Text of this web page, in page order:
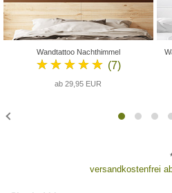
Wandtattoo Nachthimmel
★★★★★ (7)
ab 29,95 EUR
versandkostenfrei